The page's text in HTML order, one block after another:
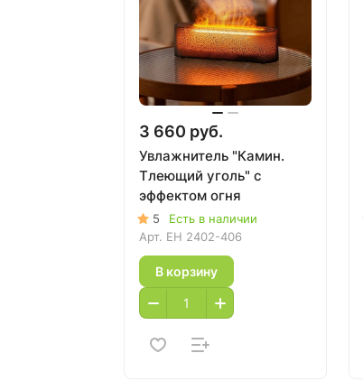
3 660 руб.
Увлажнитель "Камин.
Тлеющий уголь" с
эффектом огня
5
Есть в наличии
Арт. EH 2402-406
В корзину